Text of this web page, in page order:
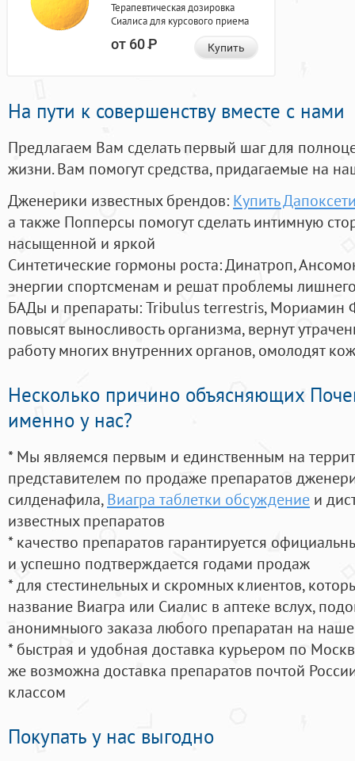
Терапевтическая дозировка
Сиалиса для курсового приема
от 60Р Купить
На пути к совершенству вместе с нами
Предлагаем Вам сделать первый шаг для
жизни. Вам помогут средства, придагаемые на
Дженерики известных брендов: Купить
а также Попперсы помогут сделать интимную
насыщенной и яркой
Синтетические гормоны роста: Динатроп,
энергии спортсменам и решат проблемы
БАДы и препараты:Tribulus terrestris, Мориамин
повысят выносливость организма, вернут
работу многих внутренних органов, омолодят
Несколько причино объясняющих
именно у нас?
* Мы являемся первым и единственным на
представителем по продаже препаратов
силденафила, Виагра таблетки обсуждение и
известных препаратов
* качество препаратов гарантируется
и успешно подтверждается годами продаж
* для стестинельных и скромных клиентов,
название Виагра или Сиалис в аптеке вслух,
анонимныого заказа любого препаратан на
* быстрая и удобная доставка курьером по
же возможна доставка препаратов почтой
классом
Покупать у нас выгодно